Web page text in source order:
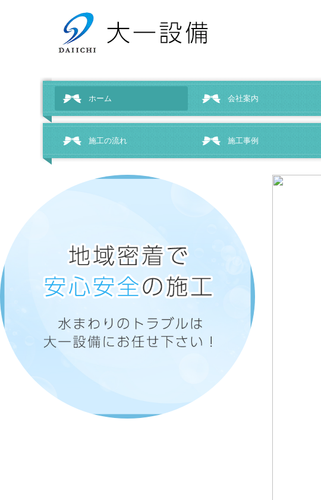
ホーム 会社案内
施工の流れ 施工事例